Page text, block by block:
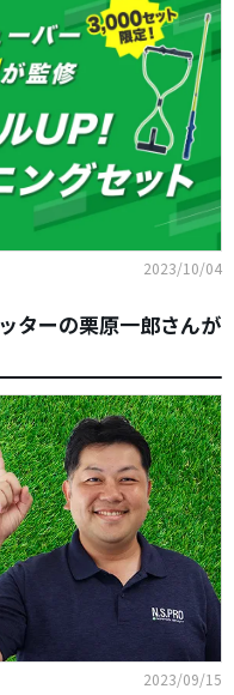
2023/10/04
ターの栗原一郎さんが
2023/09/15